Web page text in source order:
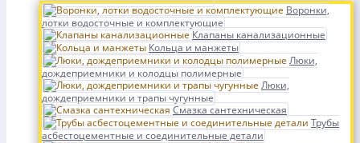
Воронки,
лотки водосточные и комплектующие
Клапаны канализационные
Кольца и манжеты
Люки,
дождеприемники и колодцы полимерные
Люки,
дождеприемники и трапы чугунные
Смазка сантехническая
Трубы
асбестоцементные и соединительные детали